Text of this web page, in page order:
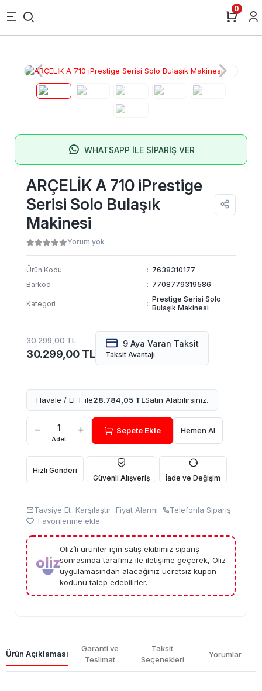
0
WHATSAPP İLE SİPARİŞ VER
ARÇELİK A 710 iPrestige
Serisi Solo Bulaşık
Makinesi
Yorum yok
Ürün Kodu : 7638310177
Barkod
: 7708779319586
Kategori : Prestige Serisi Solo
Bulaşık Makinesi
30.299,00 TL
30.299,00 TL
9 Aya Varan Taksit
Taksit Avantajı
Havale / EFT ile28.784,05 TLSatın Alabilirsiniz.
Adet
Sepete Ekle Hemen Al
Hızlı Gönderi
Güvenli Alışveriş
İade ve Değişim
Tavsiye Et Karşılaştır Fiyat Alarmı
Telefonla Sipariş
Favorilerime ekle
Oliz’li ürünler için satış ekibimiz sipariş
sonrasında tarafınız ile iletişime geçerek, Oliz
uygulamasından alacağınız ücretsiz kupon
kodunu talep edebilirler.
Ürün Açıklaması
Garanti ve
Teslimat
Taksit
Seçenekleri
Yorumlar